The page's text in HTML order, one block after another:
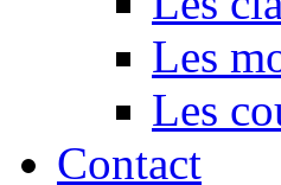
Les
Les
Contact